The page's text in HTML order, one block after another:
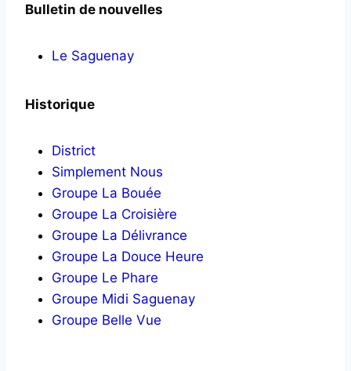
Bulletin de nouvelles
Le Saguenay
Historique
District
Simplement Nous
Groupe La Bouée
Groupe La Croisière
Groupe La Délivrance
Groupe La Douce Heure
Groupe Le Phare
Groupe Midi Saguenay
Groupe Belle Vue